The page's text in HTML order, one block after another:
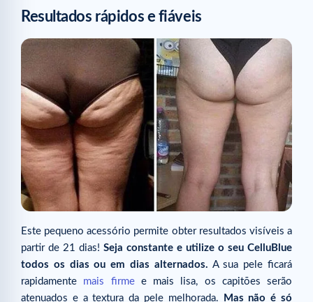
Resultados rápidos e fiáveis
Este pequeno acessório permite obter resultados visíveis a
partir de 21 dias! Seja constante e utilize o seu CelluBlue
todos os dias ou em dias alternados. A sua pele ficará
rapidamente mais firmee mais lisa, os capitões serão
atenuados e a textura da pele melhorada.
Mas não é só